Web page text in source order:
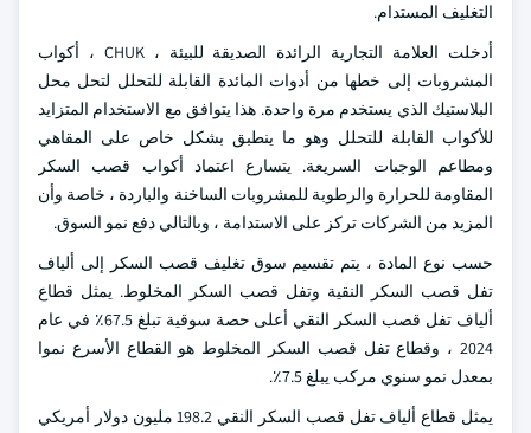
التغليف المستدام.
أدخلت العلامة التجارية الرائدة الصديقة للبيئة ، CHUK ، أكواب
المشروبات إلى خطها من أدوات المائدة القابلة للتحلل لتحل محل
البلاستيك الذي يستخدم مرة واحدة. هذا يتوافق مع الاستخدام المتزايد
للأكواب القابلة للتحلل وهو ما ينطبق بشكل خاص على المقاهي
ومطاعم الوجبات السريعة. يتسارع اعتماد أكواب قصب السكر
المقاومة للحرارة والرطوبة للمشروبات الساخنة والباردة ، خاصة وأن
المزيد من الشركات تركز على الاستدامة ، وبالتالي دفع نمو السوق.
حسب نوع المادة ، يتم تقسيم سوق تغليف قصب السكر إلى ألياف
تفل قصب السكر النقية وتفل قصب السكر المخلوط. يمثل قطاع
ألياف تفل قصب السكر النقي أعلى حصة سوقية تبلغ 67.5٪ في عام
2024 ، وقطاع تفل قصب السكر المخلوط هو القطاع الأسرع نموا
بمعدل نمو سنوي مركب يبلغ 7.5٪.
يمثل قطاع ألياف تفل قصب السكر النقي 198.2 مليون دولار أمريكي